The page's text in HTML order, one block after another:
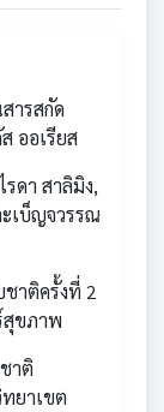
ารสกัด
ออเรียส
ดา สาลิมิง,
เบ็ญจวรรณ
ชาติครั้งที่ 2
สุขภาพ
าติ
ยาเขต